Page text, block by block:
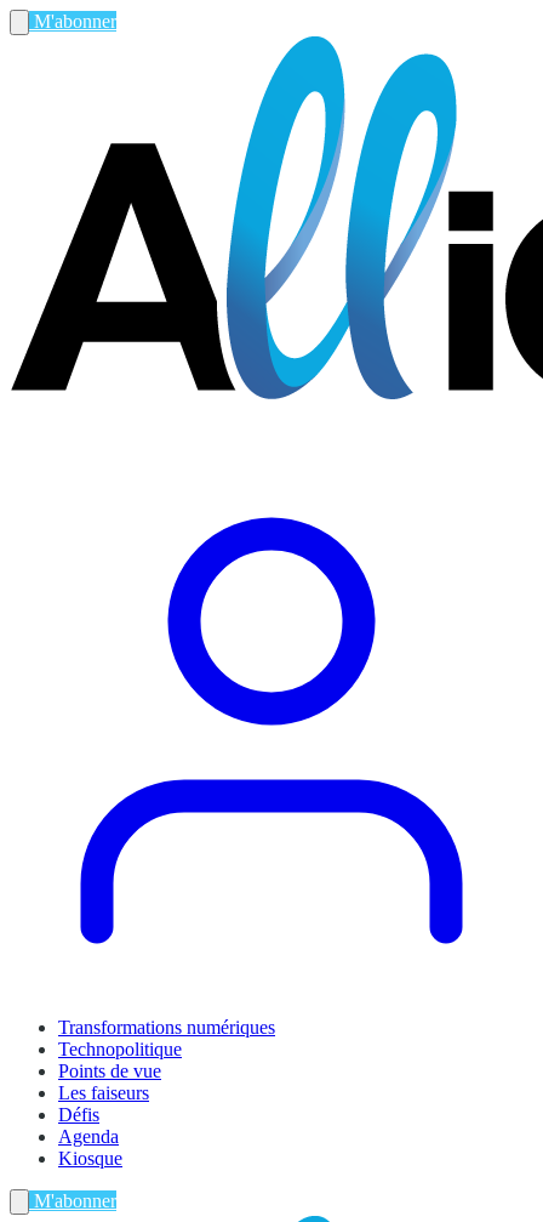
M'abonner
Transformations numériques
Technopolitique
Points de vue
Les faiseurs
Défis
Agenda
Kiosque
M'abonner